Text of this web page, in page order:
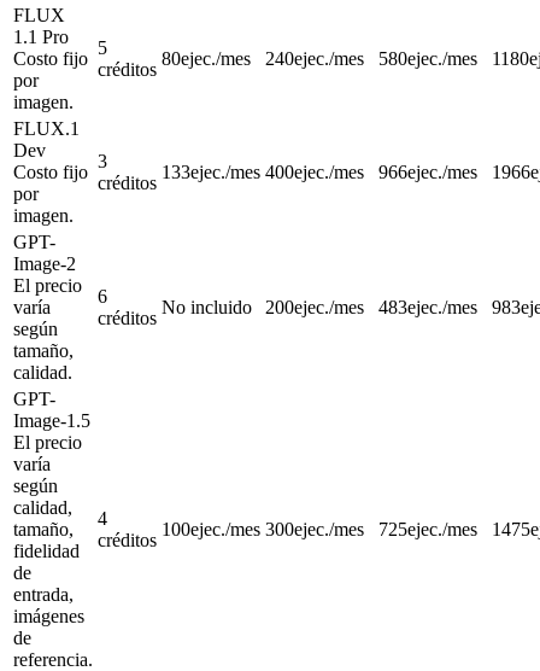
FLUX
1.1 Pro
Costo fijo
por
imagen.
5
créditos
80ejec./mes 240ejec./mes 580ejec./mes 1180
FLUX.1
Dev
Costo fijo
por
imagen.
3
créditos
133ejec./mes 400ejec./mes 966ejec./mes 1966
GPT-
Image-2
El precio
varía
según
tamaño,
calidad.
6
créditos
No incluido 200ejec./mes 483ejec./mes 983
GPT-
Image-1.5
El precio
varía
según
calidad,
tamaño,
fidelidad
de
entrada,
imágenes
de
referencia.
4
créditos
100ejec./mes 300ejec./mes 725ejec./mes 1475